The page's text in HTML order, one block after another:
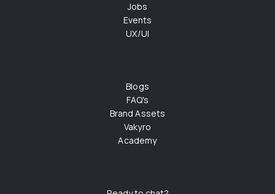
Jobs
Events
UX/UI
Blogs
FAQ's
Brand Assets
Vakyro
Academy